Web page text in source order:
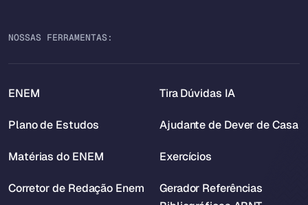
NOSSAS FERRAMENTAS:
ENEM
Plano de Estudos
Matérias do ENEM
Corretor de Redação Enem
Tira Dúvidas IA
Ajudante de Dever de Casa
Exercícios
Gerador Referências